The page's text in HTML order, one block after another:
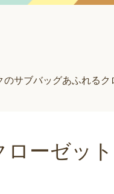
のサブバッグあふれる
ーゼット